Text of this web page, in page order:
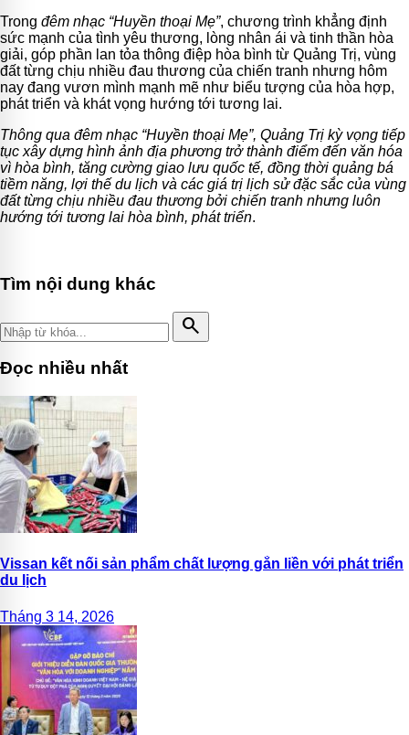
Trong đêm nhạc “Huyền thoại Mẹ”, chương trình khẳng định
sức mạnh của tình yêu thương, lòng nhân ái và tinh thần hòa
giải, góp phần lan tỏa thông điệp hòa bình từ Quảng Trị, vùng
đất từng chịu nhiều đau thương của chiến tranh nhưng hôm
nay đang vươn mình mạnh mẽ như biểu tượng của hòa hợp,
phát triển và khát vọng hướng tới tương lai.
Thông qua đêm nhạc “Huyền thoại Mẹ”, Quảng Trị kỳ vọng tiếp
tục xây dựng hình ảnh địa phương trở thành điểm đến văn hóa
vì hòa bình, tăng cường giao lưu quốc tế, đồng thời quảng bá
tiềm năng, lợi thế du lịch và các giá trị lịch sử đặc sắc của vùng
đất từng chịu nhiều đau thương bởi chiến tranh nhưng luôn
hướng tới tương lai hòa bình, phát triển.
Tìm nội dung khác
search
Đọc nhiều nhất
Vissan kết nối sản phẩm chất lượng gắn liền với phát triển
du lịch
Tháng 3 14, 2026